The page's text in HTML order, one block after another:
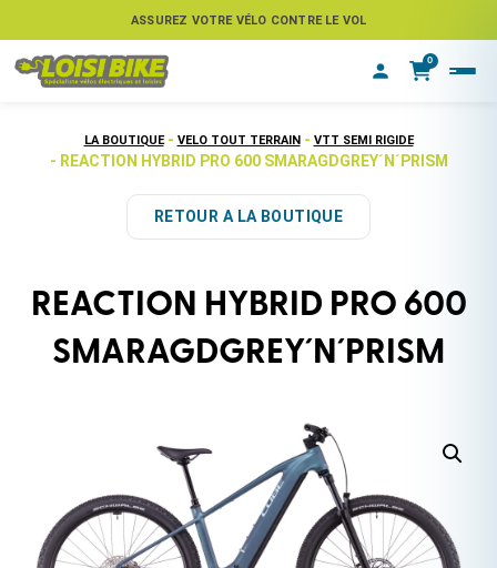
ASSUREZ VOTRE VÉLO CONTRE LE VOL
0
LA BOUTIQUE - VELO TOUT TERRAIN - VTT SEMI RIGIDE
- REACTION HYBRID PRO 600 SMARAGDGREY´N´PRISM
RETOUR A LA BOUTIQUE
REACTION HYBRID PRO 600
SMARAGDGREY´N´PRISM